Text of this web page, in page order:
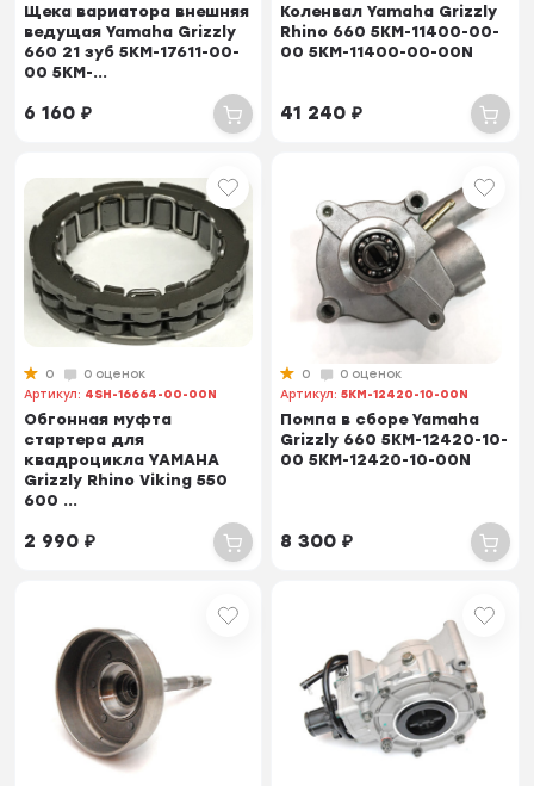
Щека вариатора внешняя
ведущая Yamaha Grizzly
660 21 зуб 5KM-17611-00-
00 5KM-...
6 160₽
Коленвал Yamaha Grizzly
Rhino 660 5KM-11400-00-
00 5KM-11400-00-00N
41 240₽
0
0 оценок
Артикул: 4SH-16664-00-00N
Обгонная муфта
стартера для
квадроцикла YAMAHA
Grizzly Rhino Viking 550
600 ...
2 990₽
0
0 оценок
Артикул:5KM-12420-10-00N
Помпа в сборе Yamaha
Grizzly 660 5KM-12420-10-
00 5KM-12420-10-00N
8 300₽